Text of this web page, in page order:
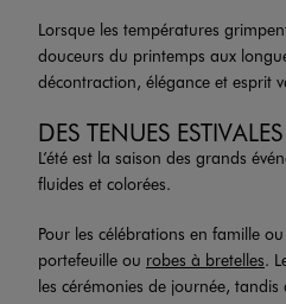
Lorsque les températures
douceurs du printemps aux
décontraction, élégance et esprit
DES TENUES
L’été est la saison des grands
fluides et colorées.
Pour les célébrations en famille
portefeuille ou robes à bretelles.
les cérémonies de journée,